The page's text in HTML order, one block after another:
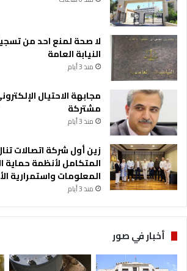
لا صحة لمنع احد من
النيابة العامة
منذ 3 أيام
مجابهة الاحتيال
مشتركة
منذ 3 أيام
زين أول شركة اتصالات
المتكامل لأنظمة حماية
المعلومات واستمرارية
منذ 3 أيام
أخبار في صور